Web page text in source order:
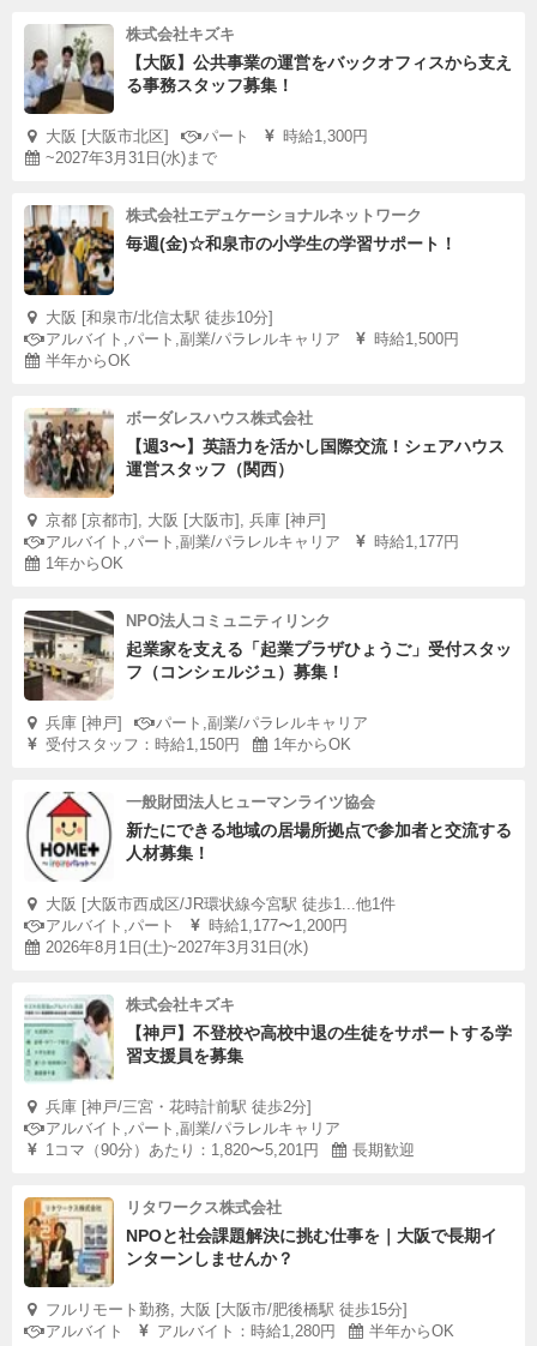
株式会社キズキ
【大阪】公共事業の運営をバックオフィスから支え
る事務スタッフ募集！
大阪 [大阪市北区] パート
時給1,300円
~2027年3月31日(水)まで
株式会社エデュケーショナルネットワーク
毎週(金)☆和泉市の小学生の学習サポート！
大阪 [和泉市/北信太駅 徒歩10分]
アルバイト,パート,副業/パラレルキャリア
時給1,500円
半年からOK
ボーダレスハウス株式会社
【週3〜】英語力を活かし国際交流！シェアハウス
運営スタッフ（関西）
京都 [京都市], 大阪 [大阪市], 兵庫 [神戸]
アルバイト,パート,副業/パラレルキャリア
時給1,177円
1年からOK
NPO法人コミュニティリンク
起業家を支える「起業プラザひょうご」受付スタッ
フ（コンシェルジュ）募集！
兵庫 [神戸]
パート,副業/パラレルキャリア
受付スタッフ：時給1,150円
1年からOK
一般財団法人ヒューマンライツ協会
新たにできる地域の居場所拠点で参加者と交流する
人材募集！
大阪 [大阪市西成区/JR環状線今宮駅 徒歩1...他1件
アルバイト,パート
時給1,177〜1,200円
2026年8月1日(土)~2027年3月31日(水)
株式会社キズキ
【神戸】不登校や高校中退の生徒をサポートする学
習支援員を募集
兵庫 [神戸/三宮・花時計前駅 徒歩2分]
アルバイト,パート,副業/パラレルキャリア
1コマ（90分）あたり：1,820〜5,201円
長期歓迎
リタワークス株式会社
NPOと社会課題解決に挑む仕事を｜大阪で長期イ
ンターンしませんか？
フルリモート勤務, 大阪 [大阪市/肥後橋駅 徒歩15分]
アルバイト
アルバイト：時給1,280円 半年からOK